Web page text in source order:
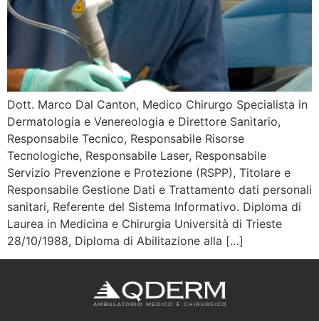
Dott. Marco Dal Canton, Medico Chirurgo Specialista in
Dermatologia e Venereologia e Direttore Sanitario,
Responsabile Tecnico, Responsabile Risorse
Tecnologiche, Responsabile Laser, Responsabile
Servizio Prevenzione e Protezione (RSPP), Titolare e
Responsabile Gestione Dati e Trattamento dati personali
sanitari, Referente del Sistema Informativo. Diploma di
Laurea in Medicina e Chirurgia Università di Trieste
28/10/1988, Diploma di Abilitazione alla […]